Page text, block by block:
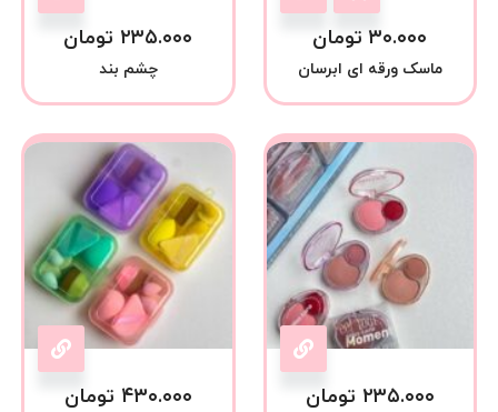
۳۰.۰۰۰ تومان
ماسک ورقه ای ابرسان
۲۳۵.۰۰۰ تومان
چشم بند
۲۳۵.۰۰۰ تومان ۴۳۰.۰۰۰ تومان